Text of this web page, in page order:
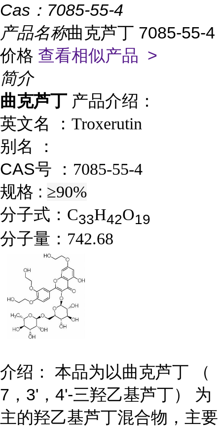
Cas： 7085-55-4
产品名称曲克芦丁 7085-55-4
价格 查看相似产品 >
简介
曲克芦丁 产品介绍：
英文名 ： Troxerutin
别名 ：
CAS号 ： 7085-55-4
规格 : ≥90%
分子式： C33H42O19
分子量： 742.68
介绍： 本品为以曲克芦丁 （
7，3'，4'-三羟乙基芦丁） 为
主的羟乙基芦丁混合物，主要